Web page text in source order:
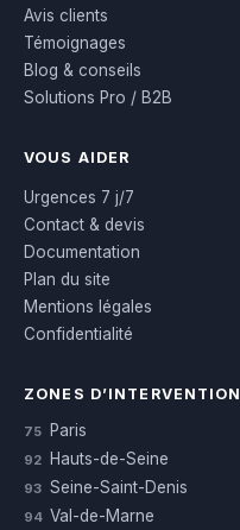
Avis clients
Témoignages
Blog & conseils
Solutions Pro / B2B
VOUS AIDER
Urgences 7 j/7
Contact & devis
Documentation
Plan du site
Mentions légales
Confidentialité
ZONES D’INTERVENTION
75 Paris
92 Hauts-de-Seine
93 Seine-Saint-Denis
94 Val-de-Marne